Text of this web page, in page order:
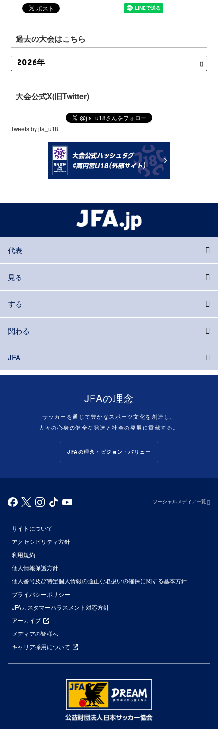
過去の大会はこちら
大会公式X(旧Twitter)
Tweets by jfa_u18
代表
見る
する
関わる
JFA
JFAの理念
サッカーを通じて豊かなスポーツ文化を創造し、
人々の心身の健全な発達と社会の発展に貢献する。
JFAの理念・ビジョン・バリュー
ソーシャルメディア一覧
サイトについて
アクセシビリティ方針
利用規約
個人情報保護方針
個人番号及び特定個人情報の適正な取扱いの確保に関する基本方針
プライバシーポリシー
JFAカスタマーハラスメント対応方針
アーカイブ
メディアの皆様へ
キャリア採用について